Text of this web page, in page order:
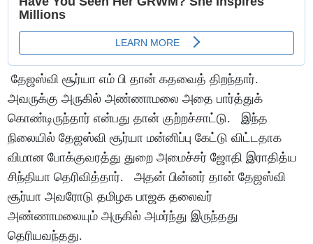
தேஜஸ்வி சூர்யா எம் பி தான் கதவைத் திறந்தார்.
அவருக்கு அருகில் அண்ணாமலை அதை பார்த்துக்
கொண்டிருந்தார் என்பது தான் குற்றச்சாட்டு. இந்த
நிலையில் தேஜஸ்வி சூர்யா மன்னிப்பு கேட்டு விட்டதாக
விமான போக்குவரத்து துறை அமைச்சர் ஜோதி இராதித்ய
சிந்தியா தெரிவித்தார். அதன் பின்னர் தான் தேஜஸ்வி
சூர்யா அவரோடு தமிழக பாஜக தலைவர்
அண்ணாமலையும் அருகில் அமர்ந்து இருந்தது
தெரியவந்தது.